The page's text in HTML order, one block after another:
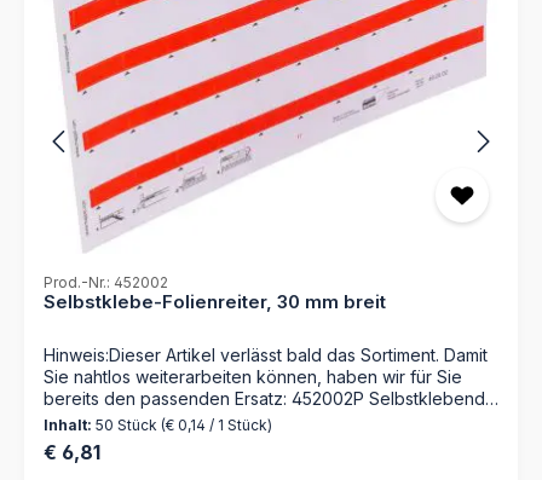
Prod.-Nr.: 452002
Selbstklebe-Folienreiter, 30 mm breit
Hinweis:Dieser Artikel verlässt bald das Sortiment. Damit
Sie nahtlos weiterarbeiten können, haben wir für Sie
bereits den passenden Ersatz: 452002P Selbstklebende
Folienreiter mit Schutzfolie 30 mm zum
Selbstbeschriftenfür numerische Suchbegriffe (Ablage
nach Ziffern) 1 Bogen = 50 Reiter Farbe: rot Material:
Inhalt: 50 Stück (€ 0,14 / 1 Stück)
Regulärer Preis:
€ 6,81